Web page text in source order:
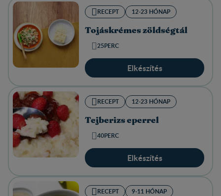
RECEPT 12-23 HÓNAP
Tojáskrémes zöldségtál
25PERC
Elkészítés
RECEPT 12-23 HÓNAP
Tejberizs eperrel
40PERC
Elkészítés
RECEPT 9-11 HÓNAP